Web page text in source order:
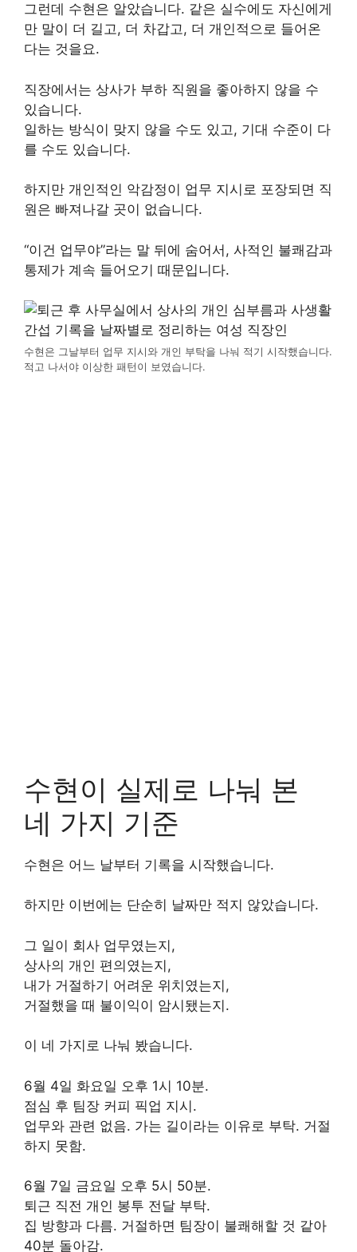
그런데 수현은 알았습니다. 같은 실수에도 자신에게
만 말이 더 길고, 더 차갑고, 더 개인적으로 들어온
다는 것을요.
직장에서는 상사가 부하 직원을 좋아하지 않을 수
있습니다.
일하는 방식이 맞지 않을 수도 있고, 기대 수준이 다
를 수도 있습니다.
하지만 개인적인 악감정이 업무 지시로 포장되면 직
원은 빠져나갈 곳이 없습니다.
“이건 업무야”라는 말 뒤에 숨어서, 사적인 불쾌감과
통제가 계속 들어오기 때문입니다.
수현은 그날부터 업무 지시와 개인 부탁을 나눠 적기 시작했습니다.
적고 나서야 이상한 패턴이 보였습니다.
수현이 실제로 나눠 본
네 가지 기준
수현은 어느 날부터 기록을 시작했습니다.
하지만 이번에는 단순히 날짜만 적지 않았습니다.
그 일이 회사 업무였는지,
상사의 개인 편의였는지,
내가 거절하기 어려운 위치였는지,
거절했을 때 불이익이 암시됐는지.
이 네 가지로 나눠 봤습니다.
6월 4일 화요일 오후 1시 10분.
점심 후 팀장 커피 픽업 지시.
업무와 관련 없음. 가는 길이라는 이유로 부탁. 거절
하지 못함.
6월 7일 금요일 오후 5시 50분.
퇴근 직전 개인 봉투 전달 부탁.
집 방향과 다름. 거절하면 팀장이 불쾌해할 것 같아
40분 돌아감.